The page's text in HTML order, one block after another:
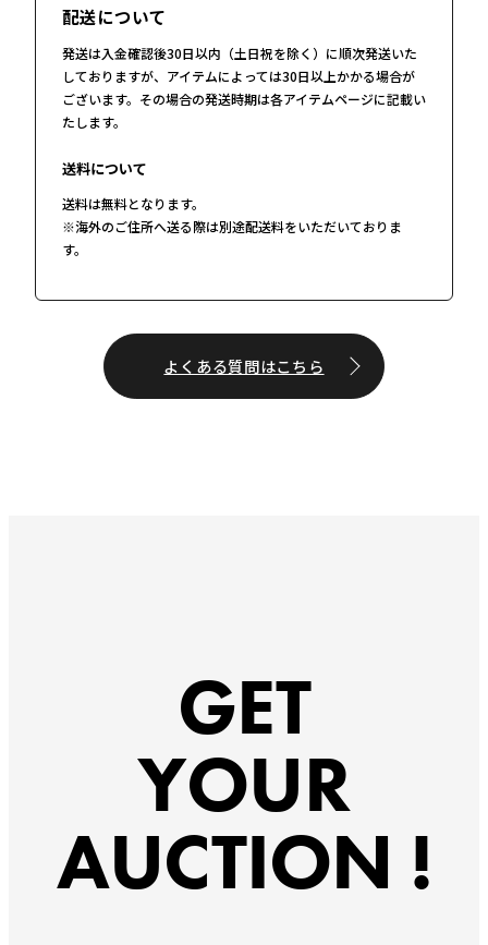
配送について
発送は入金確認後30日以内（土日祝を除く）に順次発送いた
しておりますが、アイテムによっては30日以上かかる場合が
ございます。その場合の発送時期は各アイテムページに記載い
たします。
送料について
送料は無料となります。
※海外のご住所へ送る際は別途配送料をいただいておりま
す。
よくある質問はこちら
GET
YOUR
AUCTION !